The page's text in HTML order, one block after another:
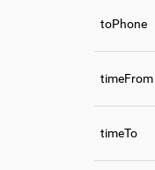
toPhone
timeFrom
timeTo